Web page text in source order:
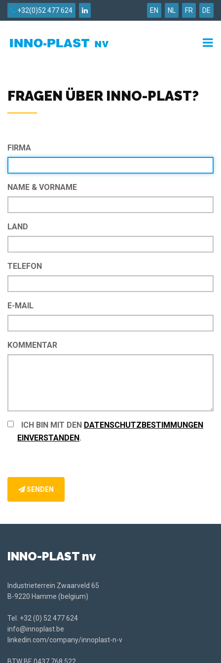
EN NL FR DE
+32(0)52 477 624
FRAGEN ÜBER INNO-PLAST?
FIRMA
NAME & VORNAME
LAND
TELEFON
E-MAIL
KOMMENTAR
ICH BIN MIT DEN DATENSCHUTZBESTIMMUNGEN
EINVERSTANDEN.
SENDEN
INNO-PLAST nv
Industrieterrein Zwaarveld 65
B-9220 Hamme (belgium)
Tel. +32 (0) 52 477 624
info@innoplast.be
linkedin.com/company/innoplast-n-v